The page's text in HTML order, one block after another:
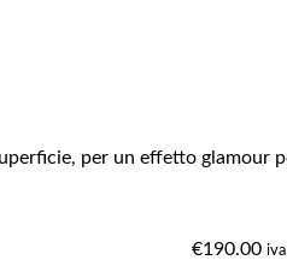
per un effetto glamour
€190.00